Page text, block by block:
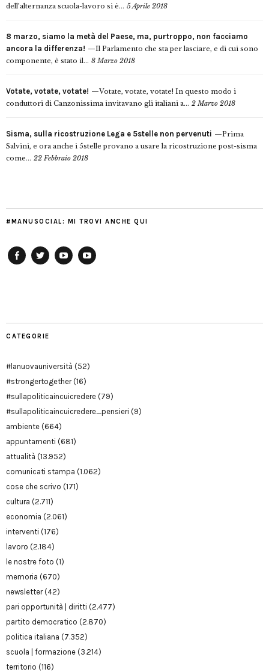
dell’alternanza scuola-lavoro si è... 5 Aprile 2018
8 marzo, siamo la metà del Paese, ma, purtroppo, non facciamo
ancora la differenza!
Il Parlamento che sta per lasciare, e di cui sono
componente, è stato il... 8 Marzo 2018
Votate, votate, votate!
Votate, votate, votate! In questo modo i
conduttori di Canzonissima invitavano gli italiani a... 2 Marzo 2018
Sisma, sulla ricostruzione Lega e 5stelle non pervenuti
Prima
Salvini, e ora anche i 5stelle provano a usare la ricostruzione post-sisma
come... 22 Febbraio 2018
#MANUSOCIAL: MI TROVI ANCHE QUI
CATEGORIE
#lanuovauniversità (52)
#strongertogether(16)
#sullapoliticaincuicredere (79)
#sullapoliticaincuicredere_pensieri (9)
ambiente (664)
appuntamenti (681)
attualità (13.952)
comunicati stampa (1.062)
cose che scrivo (171)
cultura (2.711)
economia (2.061)
interventi (176)
lavoro (2.184)
le nostre foto (1)
memoria (670)
newsletter(42)
pari opportunità | diritti (2.477)
partito democratico (2.870)
politica italiana (7.352)
scuola | formazione (3.214)
territorio (116)